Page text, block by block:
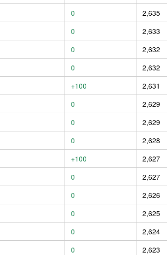
0 2,635
0 2,633
0 2,632
0 2,632
+100 2,631
0 2,629
0 2,629
0 2,628
+100 2,627
0 2,627
0 2,626
0 2,625
0 2,624
0 2,623